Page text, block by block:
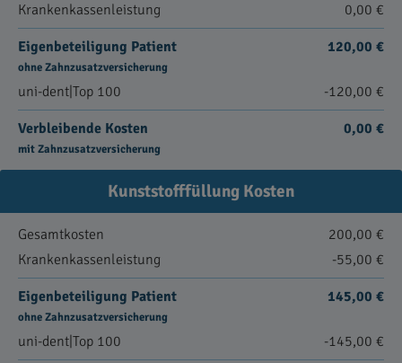
Krankenkassenleistung
0,00 €
Eigenbeteiligung Patient
ohne Zahnzusatzversicherung
120,00 €
uni-dent|Top 100 -120,00 €
Verbleibende Kosten
mit Zahnzusatzversicherung
0,00 €
Kunststofffüllung Kosten
Gesamtkosten
200,00 €
Krankenkassenleistung
-55,00 €
Eigenbeteiligung Patient
ohne Zahnzusatzversicherung
145,00 €
uni-dent|Top 100 -145,00 €